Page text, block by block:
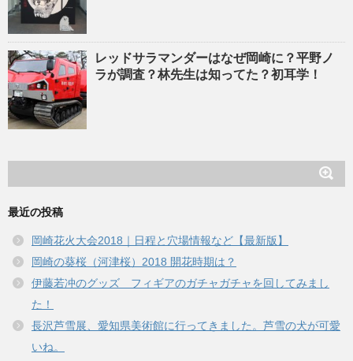
レッドサラマンダーはなぜ岡崎に？平野ノ
ラが調査？林先生は知ってた？初耳学！
最近の投稿
岡崎花火大会2018｜日程と穴場情報など【最新版】
岡崎の葵桜（河津桜）2018 開花時期は？
伊藤若冲のグッズ フィギアのガチャガチャを回してみまし
た！
長沢芦雪展、愛知県美術館に行ってきました。芦雪の犬が可愛
いね。